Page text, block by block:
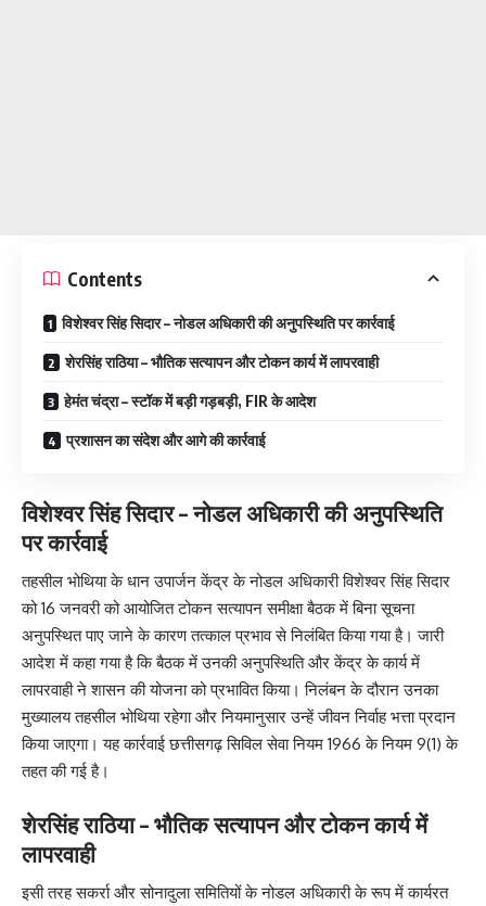
Contents
विशेश्वर सिंह सिदार – नोडल अधिकारी की अनुपस्थिति पर कार्रवाई
शेरसिंह राठिया – भौतिक सत्यापन और टोकन कार्य में लापरवाही
हेमंत चंद्रा – स्टॉक में बड़ी गड़बड़ी, FIR के आदेश
प्रशासन का संदेश और आगे की कार्रवाई
विशेश्वर सिंह सिदार – नोडल अधिकारी की अनुपस्थिति
पर कार्रवाई
तहसील भोथिया के धान उपार्जन केंद्र के नोडल अधिकारी विशेश्वर सिंह सिदार
को 16 जनवरी को आयोजित टोकन सत्यापन समीक्षा बैठक में बिना सूचना
अनुपस्थित पाए जाने के कारण तत्काल प्रभाव से निलंबित किया गया है। जारी
आदेश में कहा गया है कि बैठक में उनकी अनुपस्थिति और केंद्र के कार्य में
लापरवाही ने शासन की योजना को प्रभावित किया। निलंबन के दौरान उनका
मुख्यालय तहसील भोथिया रहेगा और नियमानुसार उन्हें जीवन निर्वाह भत्ता प्रदान
किया जाएगा। यह कार्रवाई छत्तीसगढ़ सिविल सेवा नियम 1966 के नियम 9(1) के
तहत की गई है।
शेरसिंह राठिया – भौतिक सत्यापन और टोकन कार्य में
लापरवाही
इसी तरह सकर्रा और सोनादुला समितियों के नोडल अधिकारी के रूप में कार्यरत